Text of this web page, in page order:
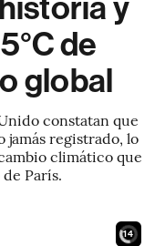
y
de
global
constatan que
jamás registrado, lo
climático que
París.
12